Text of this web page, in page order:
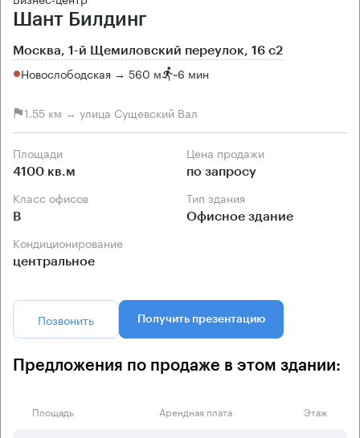
Шант Билдинг
Москва, 1-й Щемиловский переулок, 16 с2
Новослободская → 560 м ~6 мин
1.55 км → улица Сущевский Вал
Площади
4100 кв.м
Цена продажи
по запросу
Класс офисов
B
Тип здания
Офисное здание
Кондиционирование
центральное
Позвонить Получить презентацию
Предложения по продаже в этом здании:
Площадь Арендная плата Этаж